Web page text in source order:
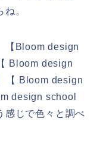
。
【Bloom design
Bloom design
Bloom design
design school
じで色々と調べ